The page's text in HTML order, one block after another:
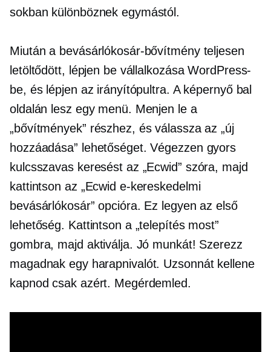
sokban különböznek egymástól.
Miután a bevásárlókosár-bővítmény teljesen
letöltődött, lépjen be vállalkozása WordPress-
be, és lépjen az irányítópultra. A képernyő bal
oldalán lesz egy menü. Menjen le a
„bővítmények” részhez, és válassza az „új
hozzáadása” lehetőséget. Végezzen gyors
kulcsszavas keresést az „Ecwid” szóra, majd
kattintson az „Ecwid e-kereskedelmi
bevásárlókosár” opcióra. Ez legyen az első
lehetőség. Kattintson a „telepítés most”
gombra, majd aktiválja. Jó munkát! Szerezz
magadnak egy harapnivalót. Uzsonnát kellene
kapnod csak azért. Megérdemled.